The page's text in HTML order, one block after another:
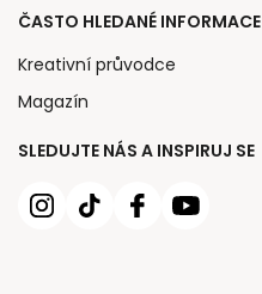
SLEDUJTE NÁS A INSPIRUJ SE
ČASTO HLEDANÉ INFORMACE
Kreativní průvodce
Magazín